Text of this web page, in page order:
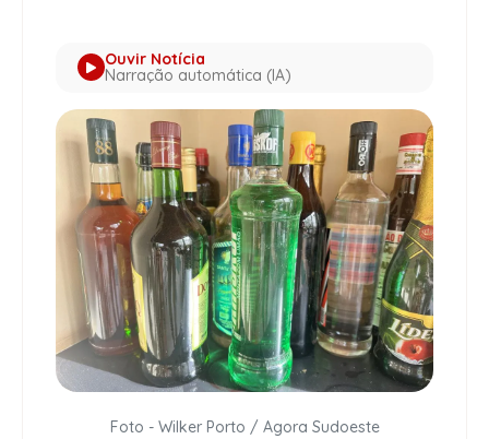
Ouvir Notícia
Narração automática (IA)
Foto - Wilker Porto / Agora Sudoeste